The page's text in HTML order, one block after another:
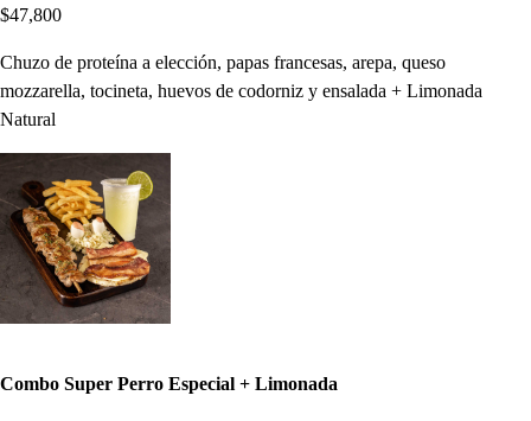
$47,800
Chuzo de proteína a elección, papas francesas, arepa, queso
mozzarella, tocineta, huevos de codorniz y ensalada + Limonada
Natural
Combo Super Perro Especial + Limonada